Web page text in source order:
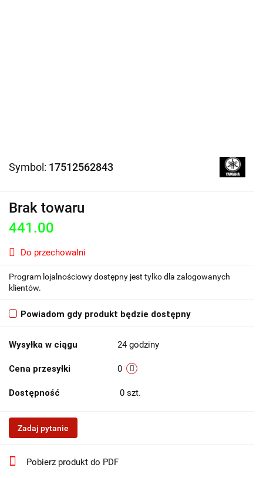
Symbol: 17512562843
Brak towaru
441.00
Do przechowalni
Program lojalnościowy dostępny jest tylko dla zalogowanych
klientów.
Powiadom gdy produkt będzie dostępny
Wysyłka w ciągu 24 godziny
Cena przesyłki 0
Dostępność 0 szt.
Zadaj pytanie
Pobierz produkt do PDF